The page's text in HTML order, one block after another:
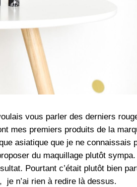
vous parler des derniers
mes premiers produits de la
asiatique que je ne connaissais
du maquillage plutôt sympa.
Pourtant c’était plutôt bien
n’ai rien à redire là dessus.